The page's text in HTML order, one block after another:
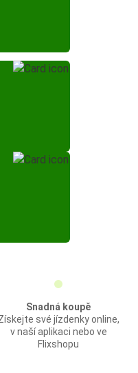
Snadná koupě
své jízdenky online,
v naší aplikaci nebo ve
Flixshopu